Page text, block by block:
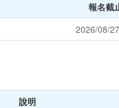
報名截
2026/08/
說明